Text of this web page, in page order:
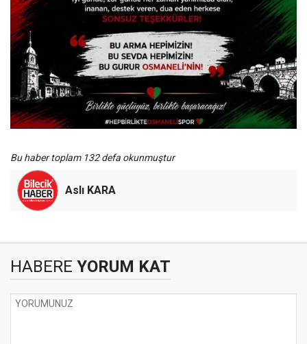
Bu haber toplam 132 defa okunmuştur
Aslı KARA
HABERE YORUM KAT